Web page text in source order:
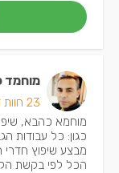
מוחמד
23 חוות דעת
מוחמא כהבא,
כגון: כל עבודות
מבצע שיפוץ חדרי
הכל לפי בקשת